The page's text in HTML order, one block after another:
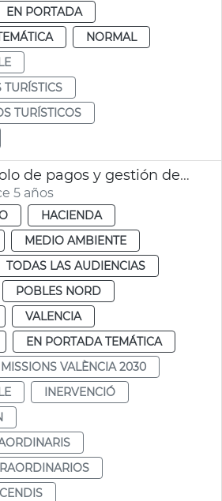
EN PORTADA
NORMAL
TURÍSTICS
TURÍSTICOS
Pleno. Protocolo de pagos y gestión de proveedores
5 años
HACIENDA
MEDIO AMBIENTE
TODAS LAS AUDIENCIAS
POBLES NORD
VALENCIA
EN PORTADA TEMÁTICA
MISSIONS VALÈNCIA 2030
INERVENCIÓ